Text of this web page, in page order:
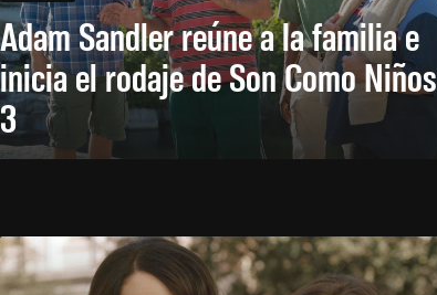
Adam Sandler reúne a la familia e
inicia el rodaje de Son Como Niños
3